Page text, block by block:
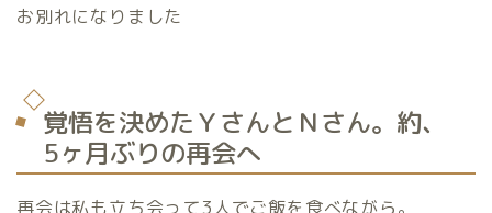
お別れになりました
覚悟を決めたＹさんとＮさん。約、
5ヶ月ぶりの再会へ
再会は私も立ち会って3人でご飯を食べながら。